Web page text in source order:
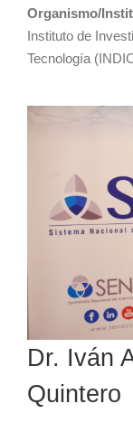
Organismo/
Instituto de
Tecnología
Dr. Iván
Quintero